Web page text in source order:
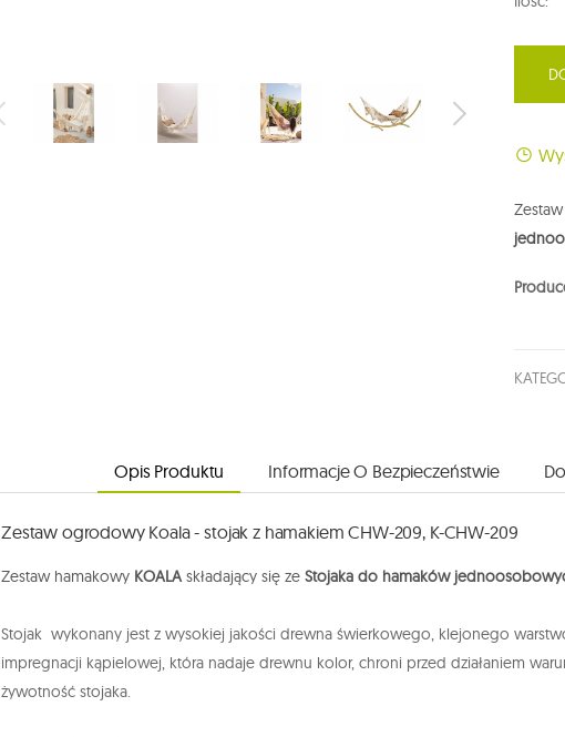
Opis Produktu Informacje O Bezpieczeństwie
Zestaw ogrodowy Koala - stojak z hamakiem CHW-209, K-CHW-209
Zestaw hamakowy KOALAskładający się ze Stojaka do hamaków
Stojak wykonany jest z wysokiej jakości drewna świerkowego, klejonego
impregnacji kąpielowej, która nadaje drewnu kolor, chroni przed działaniem
żywotność stojaka.